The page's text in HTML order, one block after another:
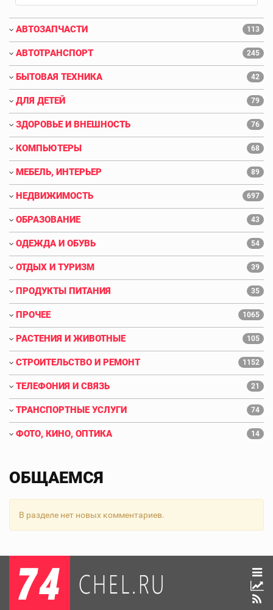
АВТОЗАПЧАСТИ 113
АВТОТРАНСПОРТ 245
БЫТОВАЯ ТЕХНИКА 42
ДЛЯ ДЕТЕЙ 79
ЗДОРОВЬЕ И ВНЕШНОСТЬ 76
КОМПЬЮТЕРЫ 68
МЕБЕЛЬ, ИНТЕРЬЕР 89
НЕДВИЖИМОСТЬ 697
ОБРАЗОВАНИЕ 43
ОДЕЖДА И ОБУВЬ 54
ОТДЫХ И ТУРИЗМ 39
ПРОДУКТЫ ПИТАНИЯ 35
ПРОЧЕЕ 1065
РАСТЕНИЯ И ЖИВОТНЫЕ 105
СТРОИТЕЛЬСТВО И РЕМОНТ 1152
ТЕЛЕФОНИЯ И СВЯЗЬ 21
ТРАНСПОРТНЫЕ УСЛУГИ 74
ФОТО, КИНО, ОПТИКА 14
ОБЩАЕМСЯ
В разделе нет новых комментариев.